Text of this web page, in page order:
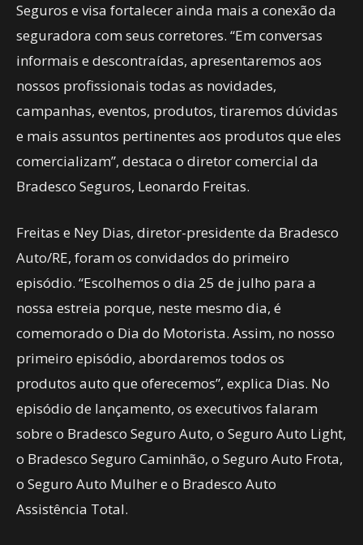
Seguros e visa fortalecer ainda mais a conexão da
seguradora com seus corretores. “Em conversas
informais e descontraídas, apresentaremos aos
nossos profissionais todas as novidades,
campanhas, eventos, produtos, tiraremos dúvidas
e mais assuntos pertinentes aos produtos que eles
comercializam”, destaca o diretor comercial da
Bradesco Seguros, Leonardo Freitas.
Freitas e Ney Dias, diretor-presidente da Bradesco
Auto/RE, foram os convidados do primeiro
episódio. “Escolhemos o dia 25 de julho para a
nossa estreia porque, neste mesmo dia, é
comemorado o Dia do Motorista. Assim, no nosso
primeiro episódio, abordaremos todos os
produtos auto que oferecemos”, explica Dias. No
episódio de lançamento, os executivos falaram
sobre o Bradesco Seguro Auto, o Seguro Auto Light,
o Bradesco Seguro Caminhão, o Seguro Auto Frota,
o Seguro Auto Mulher e o Bradesco Auto
Assistência Total.